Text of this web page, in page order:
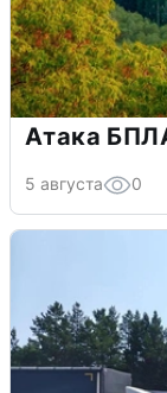
Атака
5 августа 0